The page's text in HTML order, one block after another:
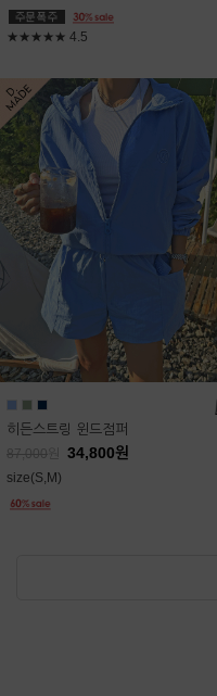
★★★★★ 4.5
히든스트링 윈드점퍼
87,000 34,800원
size(S,M)